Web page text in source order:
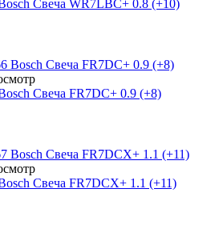
Свеча WR7LBC+ 0.8 (+10)
Свеча FR7DC+ 0.9 (+8)
Свеча FR7DCX+ 1.1 (+11)